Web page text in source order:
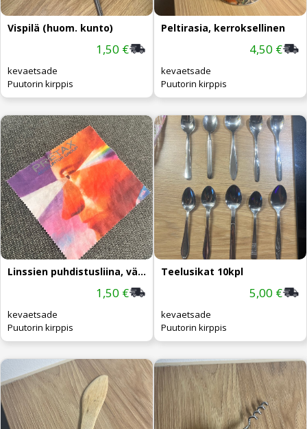
Vispilä (huom. kunto)
1,50 €
kevaetsade
Puutorin kirppis
Peltirasia, kerroksellinen
4,50 €
kevaetsade
Puutorin kirppis
Linssien puhdistusliina, värikäs
1,50 €
kevaetsade
Puutorin kirppis
Teelusikat 10kpl
5,00 €
kevaetsade
Puutorin kirppis